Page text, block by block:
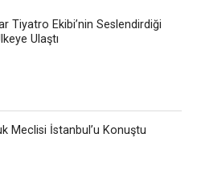
Tiyatro Ekibi’nin Seslendirdiği
Ulaştı
Meclisi İstanbul’u Konuştu